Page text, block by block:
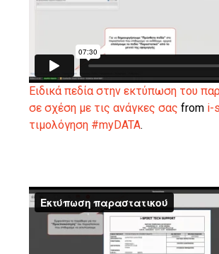
Ειδικά πεδία στην εκτύπωση του
σε σχέση με τις ανάγκες σας from i-
τιμολόγηση #myDATA.